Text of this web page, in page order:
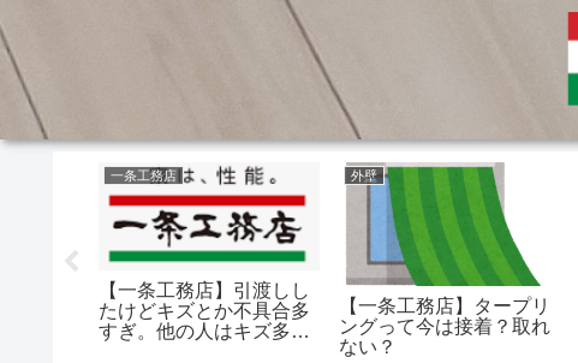
一条工務店
【一条工務店】引渡しし
たけどキズとか不具合多
すぎ。他の人はキズ多か
外壁
【一条工務店】タープリ
ングって今は接着？取れ
ない？